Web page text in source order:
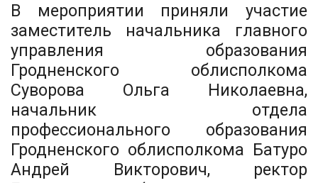
В мероприятии приняли участие
заместитель начальника главного
управления образования
Гродненского облисполкома
Суворова Ольга Николаевна,
начальник отдела
профессионального образования
Гродненского облисполкома Батуро
Андрей Викторович, ректор